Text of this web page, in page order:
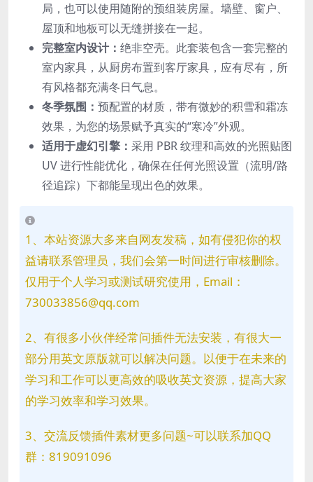
局，也可以使用随附的预组装房屋。墙壁、窗户、
屋顶和地板可以无缝拼接在一起。
完整室内设计： 绝非空壳。此套装包含一套完整的
室内家具，从厨房布置到客厅家具，应有尽有，所
有风格都充满冬日气息。
冬季氛围： 预配置的材质，带有微妙的积雪和霜冻
效果，为您的场景赋予真实的“寒冷”外观。
适用于虚幻引擎： 采用 PBR 纹理和高效的光照贴图
UV 进行性能优化，确保在任何光照设置（流明/路
径追踪）下都能呈现出色的效果。
1、本站资源大多来自网友发稿，如有侵犯你的权
益请联系管理员，我们会第一时间进行审核删除。
仅用于个人学习或测试研究使用，Email：
730033856@qq.com
2、有很多小伙伴经常问插件无法安装，有很大一
部分用英文原版就可以解决问题。以便于在未来的
学习和工作可以更高效的吸收英文资源，提高大家
的学习效率和学习效果。
3、交流反馈插件素材更多问题~可以联系加QQ
群：819091096